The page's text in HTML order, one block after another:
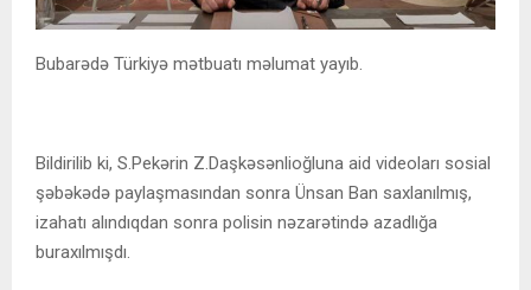
Bubarədə Türkiyə mətbuatı məlumat yayıb.
Bildirilib ki, S.Pekərin Z.Daşkəsənlioğluna aid videoları sosial
şəbəkədə paylaşmasından sonra Ünsan Ban saxlanılmış,
izahatı alındıqdan sonra polisin nəzarətində azadlığa
buraxılmışdı.